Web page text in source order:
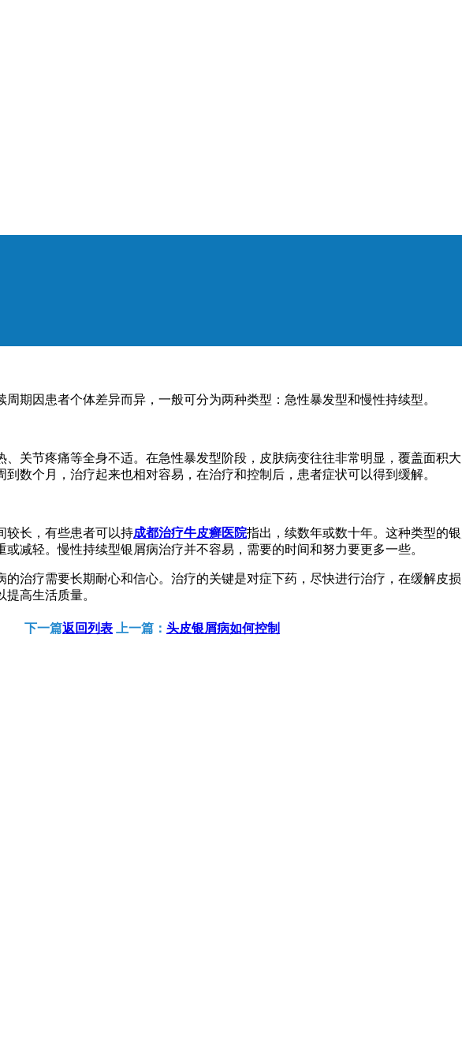
期因患者个体差异而异，一般可分为两种类型：急性暴发型和慢性持续型。
关节疼痛等全身不适。在急性暴发型阶段，皮肤病变往往非常明显，覆盖面积
数个月，治疗起来也相对容易，在治疗和控制后，患者症状可以得到缓解。
较长，有些患者可以持成都治疗牛皮癣医院指出，续数年或数十年。这种类型的
减轻。慢性持续型银屑病治疗并不容易，需要的时间和努力要更多一些。
治疗需要长期耐心和信心。治疗的关键是对症下药，尽快进行治疗，在缓解皮
高生活质量。
下一篇返回列表 上一篇： 头皮银屑病如何控制